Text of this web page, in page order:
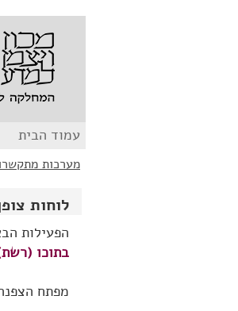
עמוד הבית
מערכות
לוחות
הפעילות
בתוכו
מפתח